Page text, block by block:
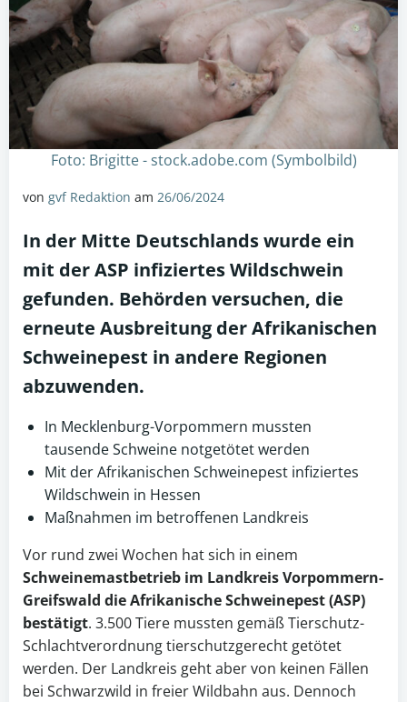
Foto: Brigitte - stock.adobe.com (Symbolbild)
von gvf Redaktion am 26/06/2024
In der Mitte Deutschlands wurde ein
mit der ASP infiziertes Wildschwein
gefunden. Behörden versuchen, die
erneute Ausbreitung derAfrikanischen
Schweinepest in andere Regionen
abzuwenden.
In Mecklenburg-Vorpommern mussten
tausende Schweine notgetötet werden
Mit der Afrikanischen Schweinepest infiziertes
Wildschwein in Hessen
Maßnahmen im betroffenen Landkreis
Vor rund zwei Wochen hat sich in einem
Schweinemastbetrieb im Landkreis Vorpommern-
Greifswald die Afrikanische Schweinepest (ASP)
bestätigt. 3.500 Tiere mussten gemäß Tierschutz-
Schlachtverordnung tierschutzgerecht getötet
werden. Der Landkreis geht aber von keinen Fällen
bei Schwarzwild in freier Wildbahn aus. Dennoch